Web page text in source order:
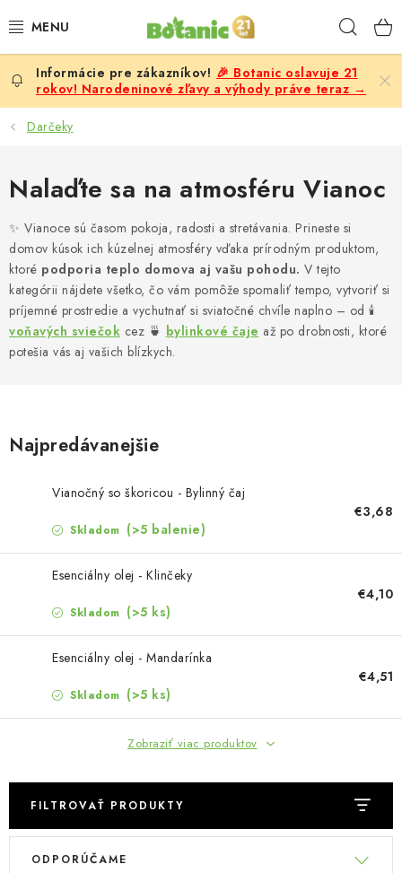
na
PREMIUM
DOPLNKY STRAVY
ZĽAVY, AKCIE
ZLOŽKY
ŽENY
OSTATNÉ
DOVOLENKA
Prečo Botanic?
Kontakty
🎉 Botanic oslavuje 21
rokov! Narodeninové zľavy a výhody práve teraz →
Darčeky
Nalaďte sa na atmosféru Vianoc
✨ Vianoce sú časom pokoja, radosti a stretávania. Prineste si
domov kúsok ich kúzelnej atmosféry vďaka prírodným produktom,
ktoré podporia teplo domova aj vašu pohodu. V tejto
kategórii nájdete všetko, čo vám pomôže spomaliť tempo, vytvoriť si
príjemné prostredie a vychutnať si sviatočné chvíle naplno – od 🕯️
voňavých sviečok cez 🍵 bylinkové čaje až po drobnosti, ktoré
potešia vás aj vašich blízkych.
Najpredávanejšie
Vianočný so škoricou - Bylinný čaj
Skladom (>5 balenie)
€3,68
Esenciálny olej - Klinčeky
Skladom (>5 ks)
€4,10
Esenciálny olej - Mandarínka
Skladom (>5 ks)
€4,51
Zobraziť viac produktov
FILTROVAŤ PRODUKTY
V
R
ODPORÚČAME